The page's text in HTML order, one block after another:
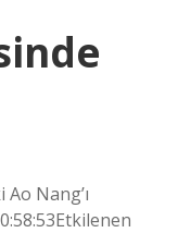
Nang’ı